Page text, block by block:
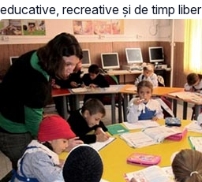
educative, recreative și de timp liber